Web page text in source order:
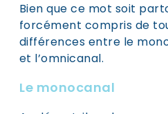
Bien que ce mot soit
forcément compris de
différences entre le
et l’omnicanal.
Le monocanal